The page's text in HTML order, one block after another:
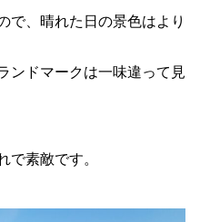
で、晴れた日の景色はより
ンドマークは一味違って見
で素敵です。